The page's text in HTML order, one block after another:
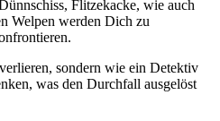
Flitzekacke, wie auch
Welpen werden Dich zu
sondern wie ein Detektiv
was den Durchfall ausgelöst